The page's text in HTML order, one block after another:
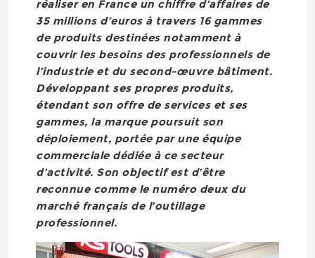
réaliser en France un chiffre d’affaires de
35 millions d’euros à travers 16 gammes
de produits destinées notamment à
couvrir les besoins des professionnels de
l’industrie et du second-œuvre bâtiment.
Développant ses propres produits,
étendant son offre de services et ses
gammes, la marque poursuit son
déploiement, portée par une équipe
commerciale dédiée à ce secteur
d’activité. Son objectif est d’être
reconnue comme le numéro deux du
marché français de l’outillage
professionnel.